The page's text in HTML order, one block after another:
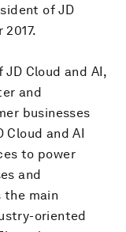
of JD
JD Cloud and AI,
and
businesses
Cloud and AI
to power
and
the main
oriented